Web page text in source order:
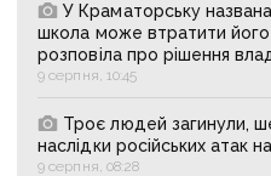
У Краматорську
школа може втратити його
розповіла про рішення
9 серпня, 10:45
Троє людей загинули,
наслідки російських атак
9 серпня, 08:28